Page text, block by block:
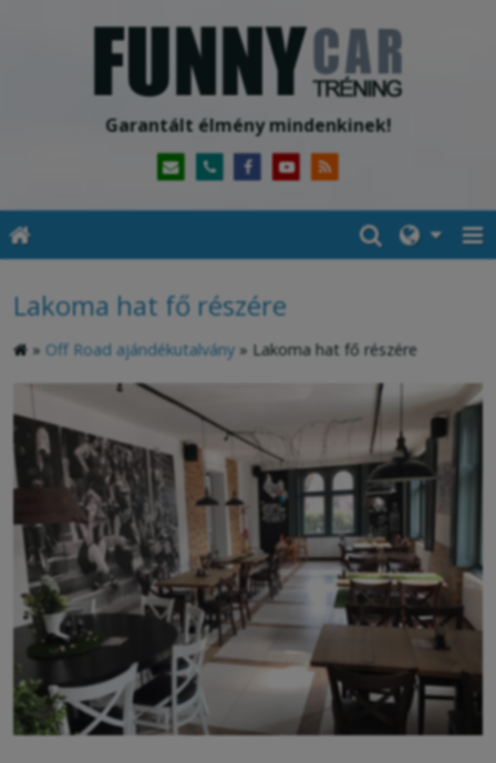
Garantált élmény mindenkinek!
Lakoma hat fő részére
» Off Road ajándékutalvány » Lakoma hat fő részére